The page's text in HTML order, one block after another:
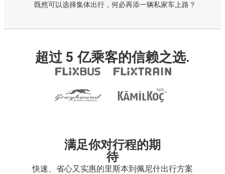
既然可以选择集体出行，何必再添一辆私家车上路？
超过 5 亿乘客的信赖之选.
满足你对行程的期
待
快速、省心又实惠的里斯本到佩尼什出行方案